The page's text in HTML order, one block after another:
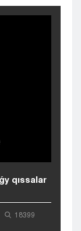
qıssalar
18399